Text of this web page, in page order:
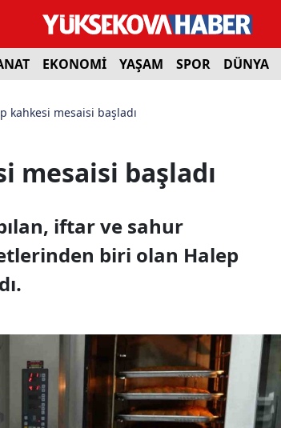
EKONOMİ YAŞAM SPOR DÜNYA
kahkesi mesaisi başladı
mesaisi başladı
iftar ve sahur
biri olan Halep